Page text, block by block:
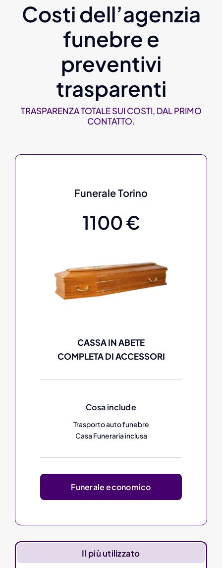
Costi dell’agenzia
funebre e
preventivi
trasparenti
TRASPARENZA TOTALE SUI COSTI, DAL PRIMO
CONTATTO.
Funerale Torino
1100 €
CASSA IN ABETE
COMPLETA DI ACCESSORI
Cosa include
Trasporto auto funebre
Casa Funeraria inclusa
Funerale economico
Il più utilizzato